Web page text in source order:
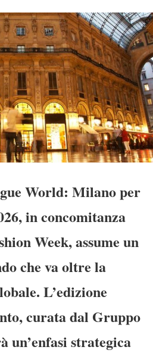
World: Milanoper
, in concomitanza
Week, assume un
che va oltre la
L’edizione
curata dal Gruppo
un’enfasi strategica